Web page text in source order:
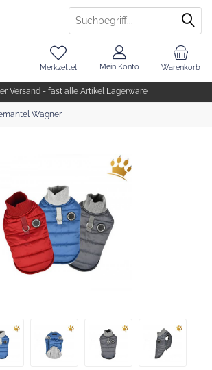
Versand - fast alle Artikel Lagerware
Warenkorb
Merkzettel Mein Konto
Wagner